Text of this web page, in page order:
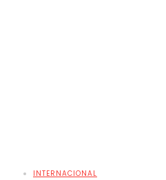
INTERNACIONAL